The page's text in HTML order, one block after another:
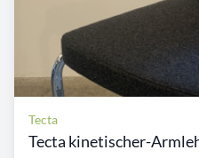
Tecta
Tecta kinetischer-